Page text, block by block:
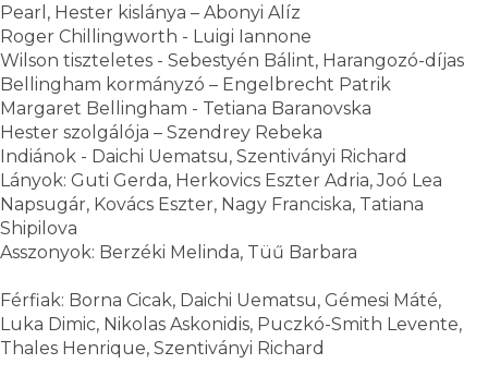
Pearl, Hester kislánya – Abonyi Alíz
Roger Chillingworth - Luigi Iannone
Wilson tiszteletes - Sebestyén Bálint, Harangozó-díjas
Bellingham kormányzó – Engelbrecht Patrik
Margaret Bellingham - Tetiana Baranovska
Hester szolgálója – Szendrey Rebeka
Indiánok - Daichi Uematsu, Szentiványi Richard
Lányok: Guti Gerda, Herkovics Eszter Adria, Joó Lea
Napsugár, Kovács Eszter, Nagy Franciska, Tatiana
Shipilova
Asszonyok: Berzéki Melinda, Tüű Barbara
Férfiak: Borna Cicak, Daichi Uematsu, Gémesi Máté,
Luka Dimic, Nikolas Askonidis, Puczkó-Smith Levente,
Thales Henrique, Szentiványi Richard